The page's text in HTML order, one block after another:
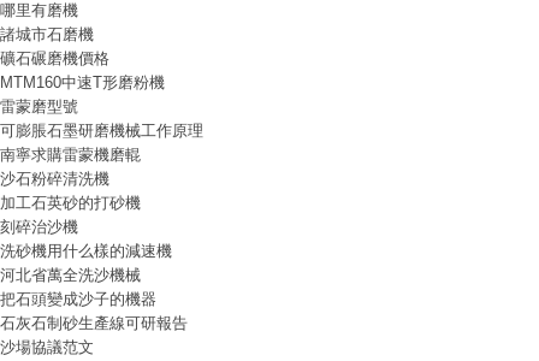
哪里有磨機
諸城市石磨機
礦石碾磨機價格
MTM160中速T形磨粉機
雷蒙磨型號
可膨脹石墨研磨機械工作原理
南寧求購雷蒙機磨輥
沙石粉碎清洗機
加工石英砂的打砂機
刻碎治沙機
洗砂機用什么樣的減速機
河北省萬全洗沙機械
把石頭變成沙子的機器
石灰石制砂生產線可研報告
沙場協議范文